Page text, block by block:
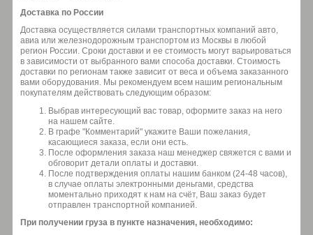
Доставка по России
Доставка осуществляется силами транспортных компаний авто,
авиа или железнодорожным транспортом из Москвы в любой
регион России. Сроки доставки и ее стоимость могут варьироваться
в зависимости от выбранного вами способа доставки. Стоимость
доставки по регионам также зависит от веса и объема заказанного
вами оборудования. Мы рекомендуем всем нашим региональным
покупателям действовать следующим образом:
Выбрав интересующий вас товар, оформите заказ на него
на нашем сайте.
В графе "Комментарий" укажите Ваши пожелания,
касающиеся заказа, если они есть.
После оформления заказа наш менеджер свяжется с вами и
обговорит детали оплаты и доставки.
После подтверждения оплаты нашим банком (24-48 часов),
в случае оплаты электронными деньгами, средства
моментально приходят к нам на счёт, Ваш заказ будет
отправлен транспортной компанией.
При получении груза в пункте назначения, необходимо: